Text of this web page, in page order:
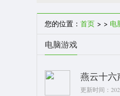
您的位置： 首页 > > 电
电脑游戏
燕云十六
更新时间：